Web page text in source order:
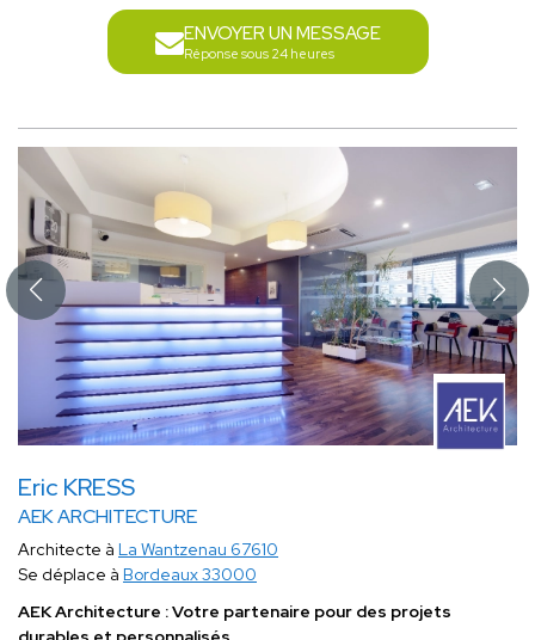
ENVOYER UN MESSAGE
Réponse sous 24 heures
Eric KRESS
AEK ARCHITECTURE
Architecte à La Wantzenau 67610
Se déplace à Bordeaux 33000
AEK Architecture : Votre partenaire pour des projets